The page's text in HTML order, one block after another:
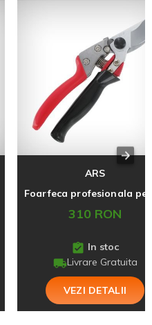
ARS
310 RON
In stoc
Livrare Gratuita
VEZI DETALII